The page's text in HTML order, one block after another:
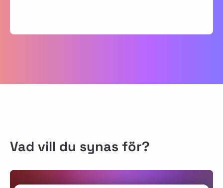
Vad vill du synas för?